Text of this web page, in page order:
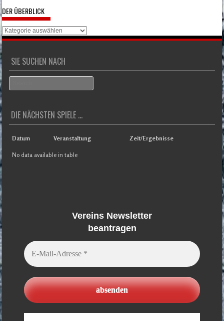
DER ÜBERBLICK
Der
Überblick
SIE SUCHEN NACH
DIE NÄCHSTEN SPIELE ...
Datum Veranstaltung Zeit/Ergebnisse
No data available in table
Vereins Newsletter
beantragen